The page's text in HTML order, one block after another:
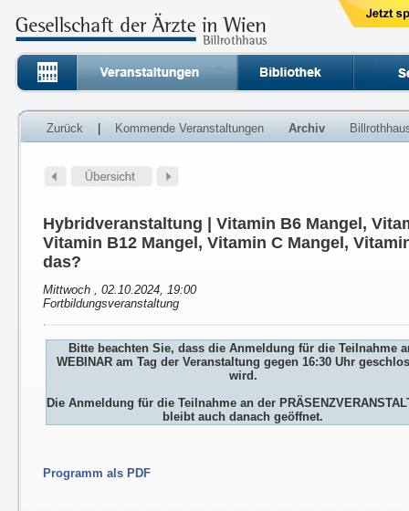
Zurück Kommende Veranstaltungen Archiv
Hybridveranstaltung | Vitamin B6 Mangel,
Vitamin B12 Mangel, Vitamin C Mangel,
das?
Mittwoch , 02.10.2024, 19:00
Fortbildungsveranstaltung
Bitte beachten Sie, dass die Anmeldung für die Teilnahme
WEBINAR am Tag der Veranstaltung gegen 16:30 Uhr
wird.
Die Anmeldung für die Teilnahme an der
bleibt auch danach geöffnet.
Programm als PDF